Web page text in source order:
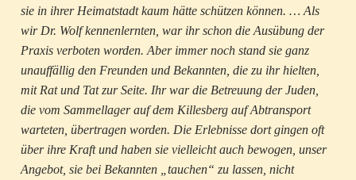
sie in ihrer Heimatstadt kaum hätte schützen können. … Als
wir Dr. Wolf kennenlernten, war ihr schon die Ausübung der
Praxis verboten worden. Aber immer noch stand sie ganz
unauffällig den Freunden und Bekannten, die zu ihr hielten,
mit Rat und Tat zur Seite. Ihr war die Betreuung der Juden,
die vom Sammellager auf dem Killesberg auf Abtransport
warteten, übertragen worden. Die Erlebnisse dort gingen oft
über ihre Kraft und haben sie vielleicht auch bewogen, unser
Angebot, sie bei Bekannten „tauchen“ zu lassen, nicht